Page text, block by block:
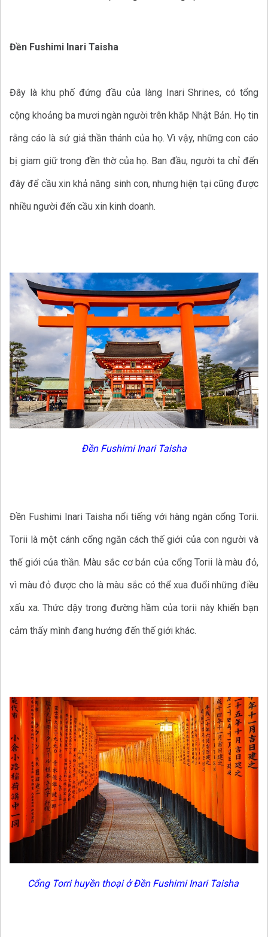
Đền Fushimi Inari Taisha
Đây là khu phố đứng đầu của làng Inari Shrines, có tổng
cộng khoảng ba mươi ngàn người trên khắp Nhật Bản. Họ tin
rằng cáo là sứ giả thần thánh của họ. Vì vậy, những con cáo
bị giam giữ trong đền thờ của họ. Ban đầu, người ta chỉ đến
đây để cầu xin khả năng sinh con, nhưng hiện tại cũng được
nhiều người đến cầu xin kinh doanh.
Đền Fushimi Inari Taisha
Đền Fushimi Inari Taisha nổi tiếng với hàng ngàn cổng Torii.
Torii là một cánh cổng ngăn cách thế giới của con người và
thế giới của thần. Màu sắc cơ bản của cổng Torii là màu đỏ,
vì màu đỏ được cho là màu sắc có thể xua đuổi những điều
xấu xa. Thức dậy trong đường hầm của torii này khiến bạn
cảm thấy mình đang hướng đến thế giới khác.
Cổng Torri huyền thoại ở Đền Fushimi Inari Taisha